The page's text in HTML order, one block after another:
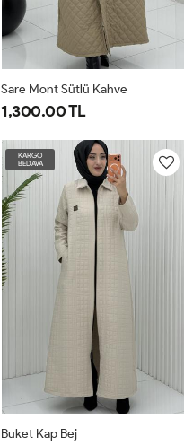
1-
4042
2-
4446
3-
4850
4-
5254
Sare Mont Sütlü Kahve
1,300.00 TL
KARGO
BEDAVA
Buket Kap Bej